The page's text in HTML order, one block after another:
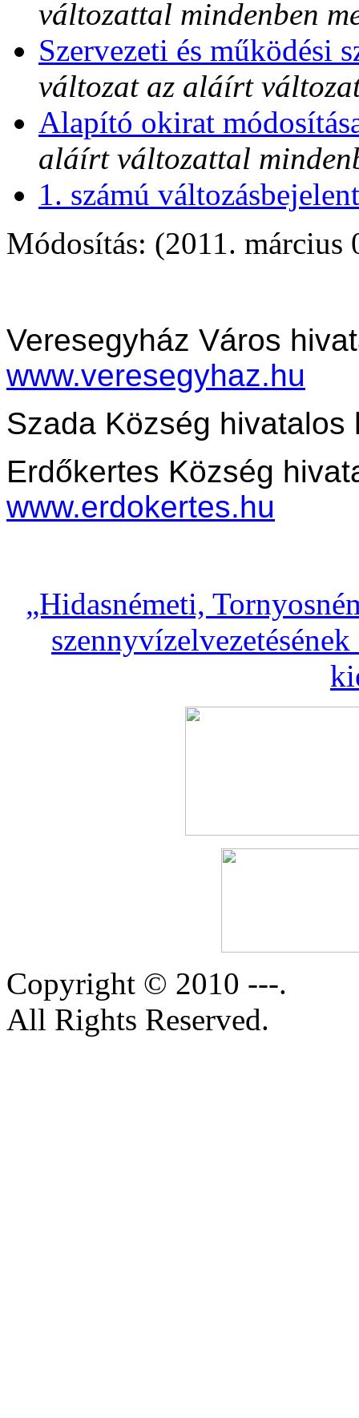
változattal mindenben
Szervezeti és működési
változat az aláírt
Alapító okirat
aláírt változattal
1. számú
Módosítás: (2011. március
Veresegyház Város
www.veresegyhaz.hu
Szada Község
Erdőkertes Község
www.erdokertes.hu
„Hidasnémeti,
Copyright © 2010 ---.
All Rights Reserved.